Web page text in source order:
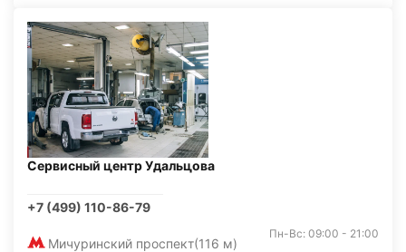
Сервисный центр Удальцова
+7 (499) 110-86-79
Мичуринский проспект(116 м)
Пн-Вс: 09:00 - 21:00